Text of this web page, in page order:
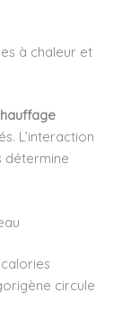
à chaleur et
L’interaction
détermine
circule